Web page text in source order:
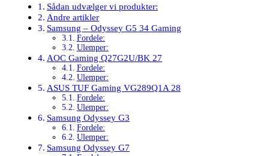
Sådan udvælger vi produkter:
Andre artikler
Samsung – Odyssey G5 34 Gaming
Fordele:
Ulemper:
AOC Gaming Q27G2U/BK 27
Fordele:
Ulemper:
ASUS TUF Gaming VG289Q1A 28
Fordele:
Ulemper:
Samsung Odyssey G3
Fordele:
Ulemper:
Samsung Odyssey G7